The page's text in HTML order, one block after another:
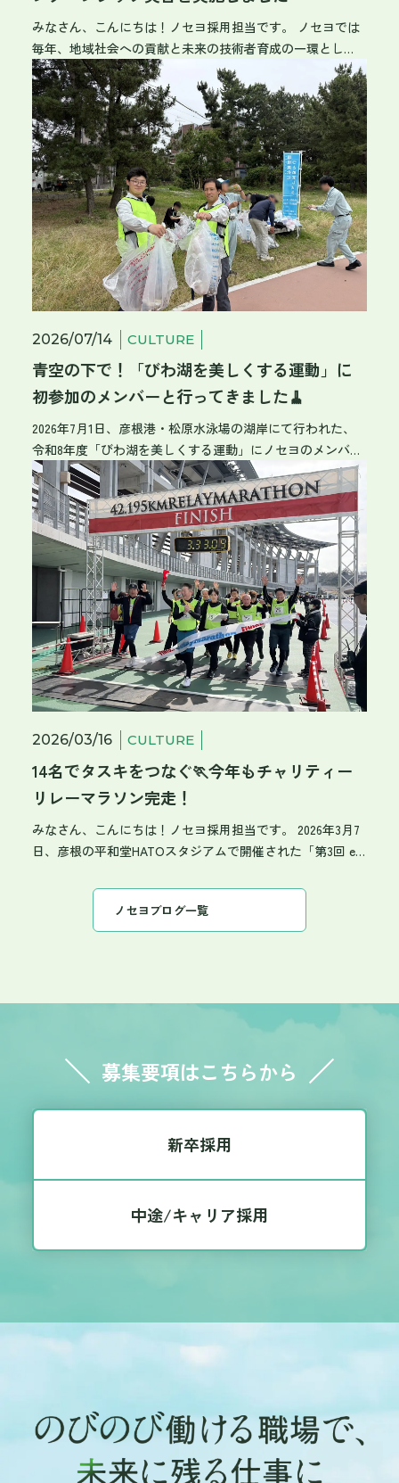
みなさん、こんにちは！ノセヨ採用担当です。 ノセヨでは
毎年、地域社会への貢献と未来の技術者育成の一環とし
て、県内の工業高校生を対象としたインターンシップを受
け入れています。 今年は、2026年7月6日から8日までの3日
間、工業高校生1名がノセヨのインターンシップに挑戦して
くれました！ 今回は、私たちがご用意している【3daysコー
ス】のプログラムをもとに、実務や現場の空気に触れても
らった3日間の様子をレポートします！ ノセヨのインターン
シッププログラム ノセヨでは、高校生だけでなく、大学
生・専門学校生・高等専門学校生を対象としたインターン
シップも開催しています。 プログラムには、みなさんのス
ケジュールに合わせて選べる2つのコースを用意していま
す。 【1dayコース】ぎゅっと凝縮！ 業界・企業説明 / CAD
操作実習 / 先輩社員座談会（食事付き） / 現場体験
【3daysコース】じっくり体験！ 業界・企業説明 / 現場体
験・実習 / IT研修（写真データの取り扱いやCAD操作実
習） / 先輩社員座談会（食事付き） / インターンシップ成
果発表会 ▼現在募集中のインターンシップ（2028卒対象）
ターンシップ日記 《1日目》業界を知り、働く現場を肌で感
じる ☑オリエンテーション／会社説明・業界説明／現場見
学 初日は、まずは緊張をほぐすオリエンテーションからス
タート。 設備工事業界を紹介するビデオを通じて、社会の
インフラを支える「仕事人」たちのかっこいい姿を学んで
もらいました。 ノセヨの採用キャッチコピーでもある「地
図と記憶にのこる仕事」という言葉が、学生さんの心に強
く響いたようです。 💡学生さんの気づき 「現場は、一人が
欠ければ完成できないと知りました」 午後からは、安全管
理担当の社員と一緒に実際の施工現場へ！ 多賀町の体育館
の現場では、入社1年目の若手先輩社員が、現在どのような
工事を行っているのかを説明しました。 図面と目の前のリ
アルな工事現場を見比べながら、働く空気感を肌で感じて
もらうことができました。 💡学生さんの気づき 「現場には
様々な役割の人がいて、全員が必要不可欠なんだと学びま
した」 《2日目》技術に触れる！LANケーブル作成＆CAD演
習 ☑実習（LANケーブル成端処理実習）／CAD演習 2日目
は、ノセヨのインターンシップ恒例の「LANケーブル成端処
んは驚くほど器用に、そして手際よく作業をこなしていま
した。 ちなみに、ここで自分で作ったLANケーブルは、お
「働くためには、知識だけでなく、力や技術も必要でし
た！」 続いて、図面作成ソフト（CAD）の演習です。 ノセ
「キャドえもん」を完成させてくれました✨ 「困ったら何
でも聞いてくださいね」と声をかけていましたが、自ら積
極的に質問する前向きな姿勢がとても印象的でした。 💡学
生さんの気づき 「自分で考えることも大切ですが、誰かに
成！成果発表会 ☑写真整理／成果発表 最終日は、この3日
間で撮影した写真やメモを整理し、学んだことをスライド
プが毎年掲げているテーマは、「働くとは？」 。 この3日
間、様々な現場や人と関わるなかで、学生さんが導き出し
た答えがこちらです。 「働くとは、『個人だけではなく周
りの人と協力すること』だと思います」 3日間という短い時
社員一同応援しています。 ◆就活生・学生の皆様へ ノセヨ
前の日常を支える技術を身につけたい」 「『地図と記憶に
のこる仕事』に挑戦してみたい！」 そんな情熱や興味をお
持ちの方は、まずはぜひお気軽にエントリーフォームより
2026/07/14 CULTURE
青空の下で！「びわ湖を美しくする運動」に
初参加のメンバーと行ってきました🧹
2026年7月1日、彦根港・松原水泳場の湖岸にて行われた、
令和8年度「びわ湖を美しくする運動」にノセヨのメンバー
で参加してきました！ 当日は晴天に恵まれ、びわ湖からの
心地よい風が吹く、気持ちの良い一日となりました☀ 今回
は、この活動に「初めて参加した」という若手社員に、当
日の様子や感想をインタビューしてみました！ 💬 初参加の
社員にミニインタビュー！ Q. 現地の雰囲気や、参加人数は
どれくらいでしたか？ 「建設業界の方々を中心に、約100名
もの方が集まっていました！」 これだけたくさんの方が参
加されている姿を見て、地域のために活動する大切さを改
めて感じました。 Q. 初めて実際に清掃活動をしてみて、ど
う感じましたか？ 「びわ湖を美しくするという活動は、
『滋賀ならではの大切な活動だな』と感じました」 一見き
れいに見える湖岸も、歩いて探してみるとタバコの吸い殻
やペットボトルなどが想像以上に落ちていたそうです。
「自分たちの手で拾い集めることで、こうした地道な清掃
活動の大切さを改めて実感する良い機会になりました！」
Q. 最後に感想をどうぞ！ 「一人ひとりの小さな心がけが、
た」 「これからも会社の一員としてこの活動を続けて、少
しでも地域に貢献していきたいです！」 「びわ湖を美しく
います。 ノセヨでは、これからも地域の一員として、こう
2026/03/16 CULTURE
14名でタスキをつなぐ🏃今年もチャリティー
リレーマラソン完走！
みなさん、こんにちは！ノセヨ採用担当です。 2026年3月7
日、彦根の平和堂HATOスタジアムで開催された「第3回 e-
ャレンジャーノセヨが参戦してきました！ 一昨年から始ま
ったこの大会、ノセヨは皆勤賞の「3回目」の出場です。 当
日の気温は、最低気温2.6℃、最高でも7.3℃。 スタジアムの
はありませんでしたが、そこは「チャレンジャーノセ
ヨ」。 みんなの応援を力に変えて駆け抜けました。 ◆ 19歳
スを28周。 今回は、新入社員からベテランまで総勢14名で
タスキを繋ぎました🏃 今年のチーム平均年齢は約41歳。 昨
年より「1歳」若返ったことが、実は密かな自慢です
を敢行。（練習はなんと1回だけ…！） さらに、チーム最年
イックな一面を見せてくれました！ ◆ 「安全第一」のはず
かく安全に、無事タスキをつなぐこと」。 順位にこだわら
齢が1歳若返ったおかげかな？」なんて笑い合いましたが、
実はみんな、自転車通勤に切り替えたり仕事終わりに走っ
たりと、こっそり努力していたようです。 そんな「やる時
後はやっぱり、食べて笑って！ 走りきった後は、恒例の焼
肉で打ち上げ！🍺🥩 若手メンバーの食べっぷりは、まるで
「大食いバトル」。 部署も年齢もバラバラですが、同じゴ
ールを目指して汗を流した後のビールとお肉は格別です！
ノセヨブログ一覧
募集要項はこちらから
新卒採用
中途/キャリア採用